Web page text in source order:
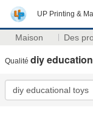
UP Printing &
Maison Des
Qualité diy